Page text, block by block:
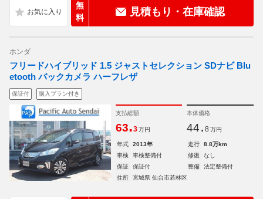
無
料
見積もり・在庫確認
ホンダ
フリードハイブリッド 1.5 ジャストセレクション SDナビ Blu
etooth バックカメラ ハーフレザ
保証付 購入プラン付き
支払総額
63.3 万円
本体価格
44. 8 万円
年式 2013年 走行
8.8万km
車検
車検整備付 修復
なし
保証
保証付 整備
法定整備付
住所
宮城県 仙台市若林区